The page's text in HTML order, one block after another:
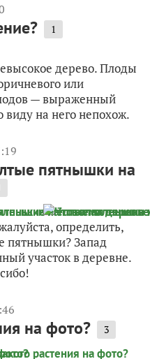
1
дерево. Плоды
или
— выраженный
виду на него непохож.
пятнышки на
определить,
пятнышки? Запад
участок в деревне.
на фото? 3